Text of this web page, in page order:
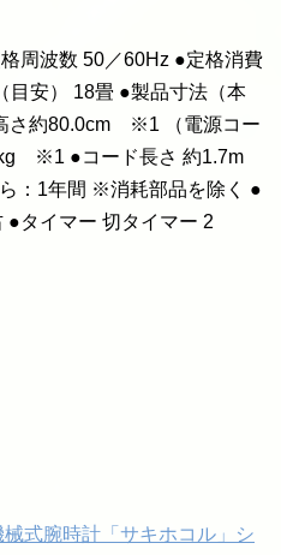
周波数 50／60Hz ●定格消費
目安） 18畳 ●製品寸法（本
さ約80.0cm ※1 （電源コー
※1 ●コード長さ 約1.7m
：1年間 ※消耗部品を除く ●
●タイマー 切タイマー 2
械式腕時計「サキホコル」シ